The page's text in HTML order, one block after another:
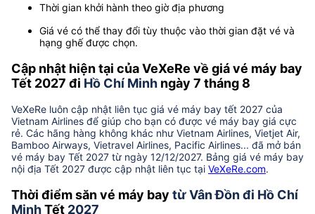
Thời gian khởi hành theo giờ địa phương
Giá vé có thể thay đổi tùy thuộc vào thời gian đặt vé và
hạng ghế được chọn.
Cập nhật hiện tại của VeXeRe về giá vé máy bay
Tết 2027 đi Hồ Chí Minh ngày 7 tháng 8
VeXeRe luôn cập nhật liên tục giá vé máy bay tết 2027 của
Vietnam Airlines để giúp cho bạn có được vé máy bay giá cực
rẻ. Các hãng hàng không khác như Vietnam Airlines, Vietjet Air,
Bamboo Airways, Vietravel Airlines, Pacific Airlines... đã mở bán
vé máy bay Tết 2027 từ ngày 12/12/2027. Bảng giá vé máy bay
nội địa Tết 2027 được cập nhật liên tục tại VeXeRe.com.
Thời điểm săn vé máy bay từ Vân Đồn đi Hồ Chí
MinhTết 2027